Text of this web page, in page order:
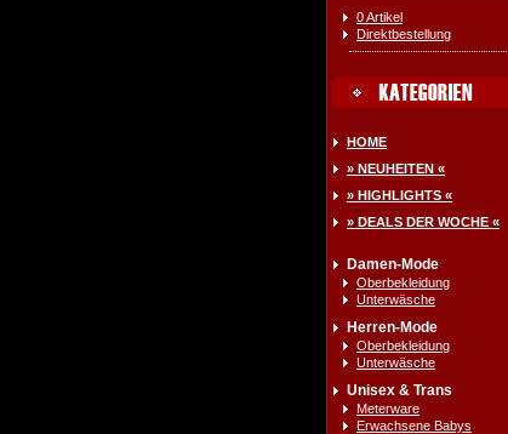
0 Artikel
Direktbestellung
HOME
» NEUHEITEN «
» HIGHLIGHTS «
» DEALS DER WOCHE «
Damen-Mode
Oberbekleidung
Unterwäsche
Herren-Mode
Oberbekleidung
Unterwäsche
Unisex & Trans
Meterware
Erwachsene Babys